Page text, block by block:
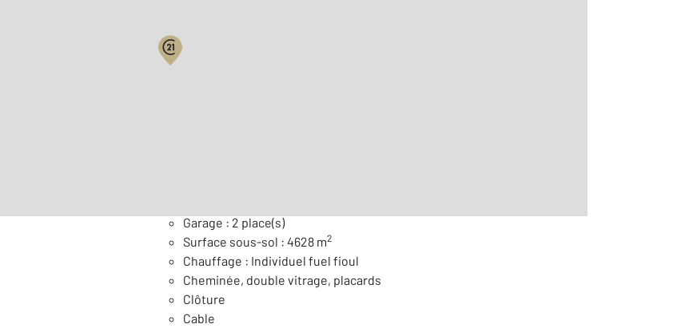
Garage : 2 place(s)
Surface sous-sol : 4628 m2
Chauffage : Individuel fuel fioul
Cheminée, double vitrage, placards
Clôture
Cable